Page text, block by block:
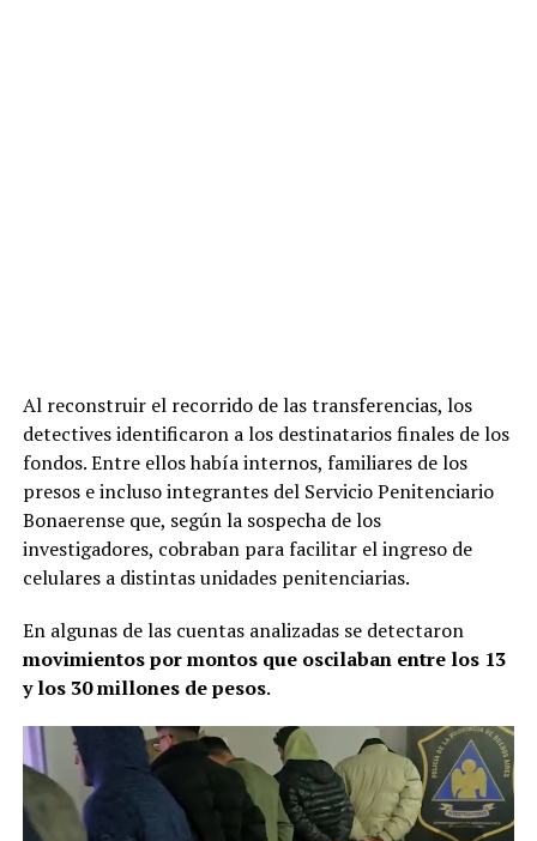
Al reconstruir el recorrido de las transferencias, los
detectives identificaron a los destinatarios finales de los
fondos. Entre ellos había internos, familiares de los
presos e incluso integrantes del Servicio Penitenciario
Bonaerense que, según la sospecha de los
investigadores, cobraban para facilitar el ingreso de
celulares a distintas unidades penitenciarias.
En algunas de las cuentas analizadas se detectaron
movimientos por montos que oscilaban entre los 13
y los 30 millones de pesos.